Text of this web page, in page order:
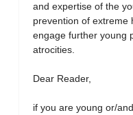
and expertise of the
prevention of extreme
engage further young
atrocities.
Dear Reader,
if you are young or/